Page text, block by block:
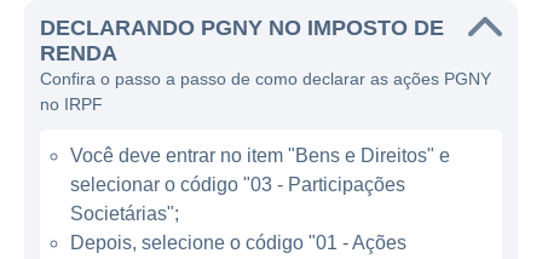
desafiador para muitas pessoas.
A Progyny opera um modelo de negócios
que conecta pacientes, provedores de saúde
e empregadores, oferecendo um portfólio de
serviços que vai desde avaliação inicial até
tratamento psicológico e suporte durante
todo o processo. A empresa ganha dinheiro
DECLARANDO PGNY NO IMPOSTO DE
RENDA
Confira o passo a passo de como declarar as ações PGNY
no IRPF
Você deve entrar no item "Bens e Direitos" e
selecionar o código "03 - Participações
Societárias";
Depois, selecione o código "01 - Ações